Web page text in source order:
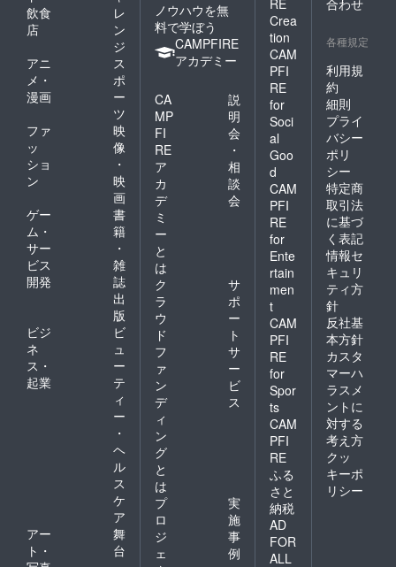
06月
飲食
店
レ
ン
ジ
アニ
メ・
漫画
ス
ポ
ー
ツ
ファ
ッ
ショ
ン
映
像
・
映
画
ゲー
ム・
サー
ビス
開発
書
籍
・
雑
誌
出
版
ビジ
ネ
ス・
起業
ビ
ュ
ー
テ
ィ
ー
・
ヘ
ル
ス
ケ
ア
アー
ト・
舞
台
ノウハウを無
料で学ぼう
CAMPFIRE
アカデミー
CA
MP
FI
RE
ア
カ
デ
ミ
ー
と
は
説
明
会
・
相
談
会
ク
ラ
ウ
ド
フ
ァ
ン
デ
ィ
ン
グ
と
は
サ
ポ
ー
ト
サ
ー
ビ
ス
プ
ロ
ジ
ェ
実
施
事
例
Crea
tion
CAM
PFI
RE
for
Soci
al
Goo
d
CAM
PFI
RE
for
Ente
rtain
men
t
CAM
PFI
RE
for
Spor
ts
CAM
PFI
RE
ふる
さと
納税
AD
FOR
ALL
各種規定
利用規
約
細則
プライ
バシー
ポリ
シー
特定商
取引法
に基づ
く表記
情報セ
キュリ
ティ方
針
反社基
本方針
カスタ
マーハ
ラスメ
ントに
対する
考え方
クッ
キーポ
リシー